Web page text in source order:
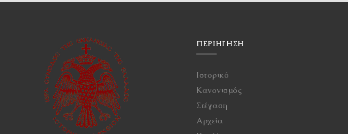
ΠΕΡΙΉΓΗΣΗ
Ιστορικό
Κανονισμός
Στέγαση
Αρχεία